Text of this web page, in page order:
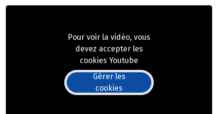
Pour voir la vidéo, vous
devez accepter les
cookies Youtube
Gérer les
cookies